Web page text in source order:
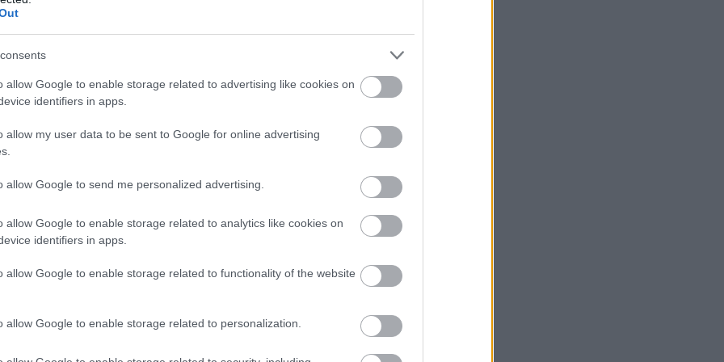
allow Google to enable storage related to advertising like cookies on
identifiers in apps.
allow my user data to be sent to Google for online advertising
allow Google to send me personalized advertising.
allow Google to enable storage related to analytics like cookies on
identifiers in apps.
allow Google to enable storage related to functionality of the website
allow Google to enable storage related to personalization.
HONDA 2’13.619 0.751
CFMOTO
CFMOTO 2’13.908 1.040
Tech3
HONDA 2’13.957
Asia HONDA 2’14.679 1.811
HONDA 2’15.069 2.201
KTM 2’16.268 3.400